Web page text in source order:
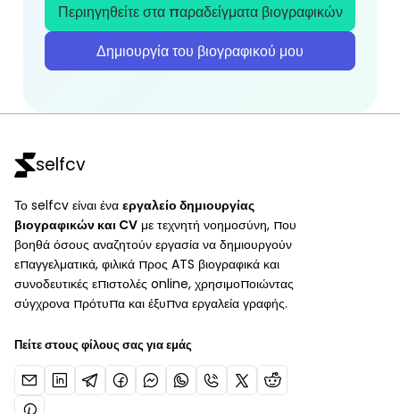
Περιηγηθείτε στα παραδείγματα βιογραφικών
Δημιουργία του βιογραφικού μου
selfcv
Το selfcv είναι ένα εργαλείο δημιουργίας
βιογραφικών και CV με τεχνητή νοημοσύνη, που
βοηθά όσους αναζητούν εργασία να δημιουργούν
επαγγελματικά, φιλικά προς ATS βιογραφικά και
συνοδευτικές επιστολές online, χρησιμοποιώντας
σύγχρονα πρότυπα και έξυπνα εργαλεία γραφής.
Πείτε στους φίλους σας για εμάς